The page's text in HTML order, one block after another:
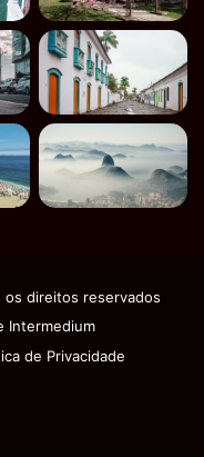
direitos reservados
Intermedium
de Privacidade